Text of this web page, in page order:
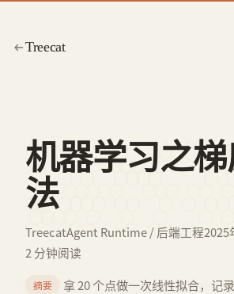
Treecat
机器学习之
法
TreecatAgent Runtime / 后端工程2025
2 分钟阅读
摘要
拿 20 个点做一次线性拟合，记